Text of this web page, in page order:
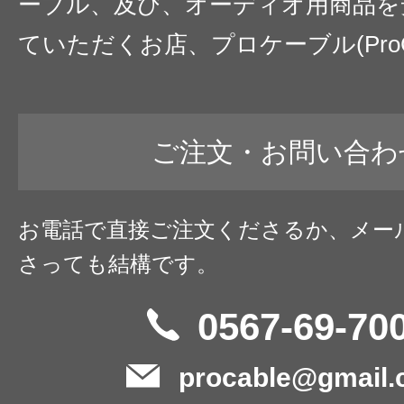
ていただくお店、プロケーブル
ご注文・お問い合
お電話で直接ご注文くださるか、メー
さっても結構です。
0567-69-